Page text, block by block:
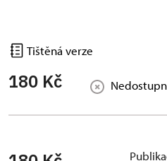
Tištěná verze
180 Kč